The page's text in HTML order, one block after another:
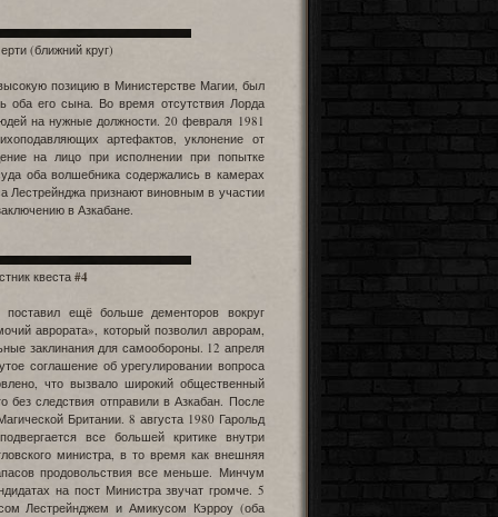
(ближний круг)
позицию в Министерстве Магии, был
оба его сына. Во время отсутствия Лорда
на нужные должности. 20 февраля 1981
артефактов, уклонение от
на лицо при исполнении при попытке
оба волшебника содержались в камерах
Лестрейнджа признают виновным в участии
в Азкабане.
квеста #4
поставил ещё больше дементоров вокруг
аврората», который позволил аврорам,
заклинания для самообороны. 12 апреля
соглашение об урегулировании вопроса
что вызвало широкий общественный
без следствия отправили в Азкабан. После
Британии. 8 августа 1980 Гарольд
все большей критике внутри
министра, в то время как внешняя
продовольствия все меньше. Минчум
на пост Министра звучат громче. 5
Лестрейнджем и Амикусом Кэрроу (оба